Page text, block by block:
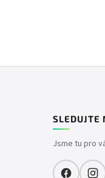
SLEDUJTE
Jsme tu pro